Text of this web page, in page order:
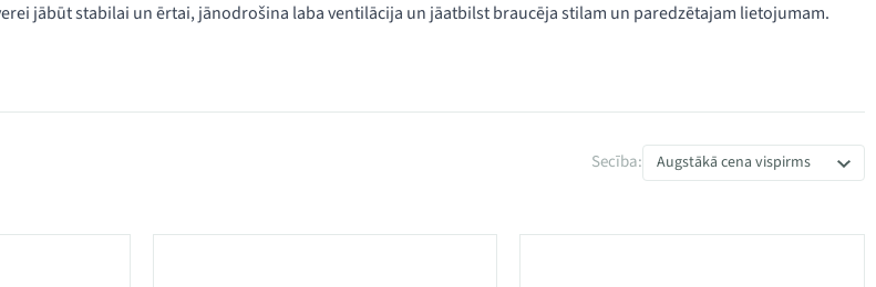
jābūt stabilai un ērtai, jānodrošina laba ventilācija un jāatbilst braucēja stilam un paredzētajam lietojumam.
Secība: Augstākā cena vispirms